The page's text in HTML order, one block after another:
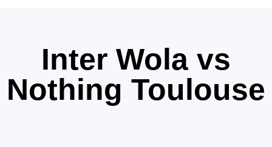
Inter Wola vs
Nothing Toulouse